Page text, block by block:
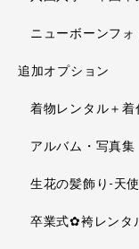
ニューボーンフォ
追加オプション
着物レンタル＋
アルバム・写真集
生花の髪飾り-天
卒業式✿袴レンタ